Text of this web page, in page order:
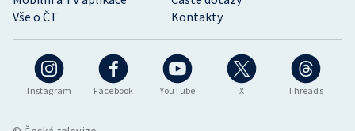
Instagram Facebook YouTube X Threads
Vše o ČT
Kontakty